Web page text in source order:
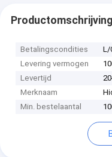
Productomschrijving
Betalingscondities
L/
Levering vermogen
Levertijd
Merknaam
Min. bestelaantal